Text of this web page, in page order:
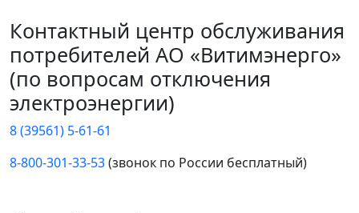
Контактный центр обслуживания
потребителей АО «Витимэнерго»
(по вопросам отключения
электроэнергии)
8 (39561) 5-61-61
8-800-301-33-53(звонок по России бесплатный)